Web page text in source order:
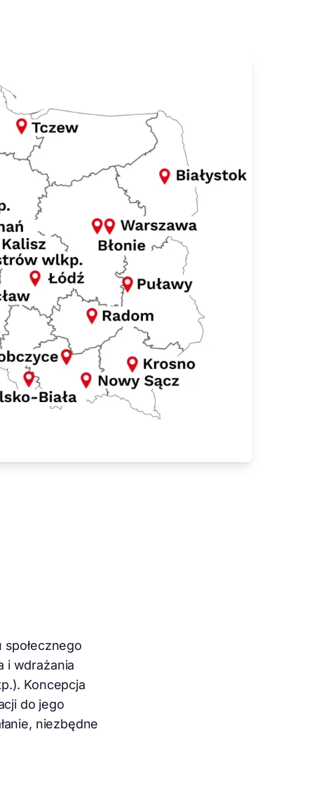
i wdrażania
Koncepcja
do jego
niezbędne